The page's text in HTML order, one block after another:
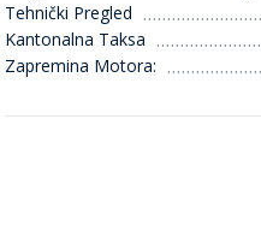
Tehnički Pregled
Kantonalna Taksa
Zapremina Motora: